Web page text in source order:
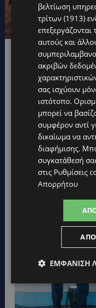
Ο Ανδρέας
βελτίωση
τρίτων (1913)
επεξεργάζονται
αυτούς και
ακριβών
σας ισχύουν
ιστότοπο.
μπορεί να
συμφέρον αντί
δικαίωμα να
διαφήμισης.
συγκατάθεσή
στις Ρυθμίσεις
Απορρήτου
ΕΜΦΆΝΙΣΗ